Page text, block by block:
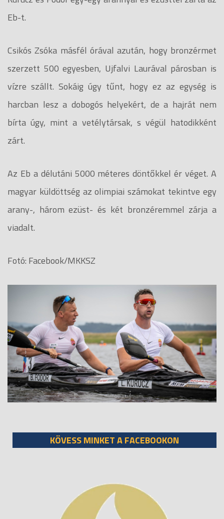
Eb-t.
Csikós Zsóka másfél órával azután, hogy bronzérmet
szerzett 500 egyesben, Ujfalvi Laurával párosban is
vízre szállt. Sokáig úgy tűnt, hogy ez az egység is
harcban lesz a dobogós helyekért, de a hajrát nem
bírta úgy, mint a vetélytársak, s végül hatodikként
zárt.
Az Eb a délutáni 5000 méteres döntőkkel ér véget. A
magyar küldöttség az olimpiai számokat tekintve egy
arany-, három ezüst- és két bronzéremmel zárja a
viadalt.
Fotó: Facebook/MKKSZ
KÖVESS MINKET A FACEBOOKON